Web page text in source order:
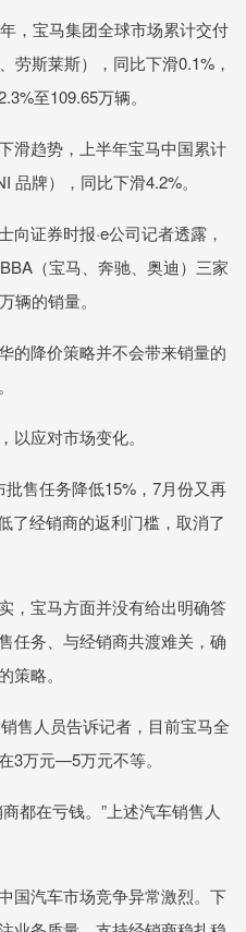
宝马集团全球市场累计交付
劳斯莱斯），同比下滑0.1%，
至109.65万辆。
趋势，上半年宝马中国累计
品牌），同比下滑4.2%。
证券时报·e公司记者透露，
（宝马、奔驰、奥迪）三家
辆的销量。
降价策略并不会带来销量的
应对市场变化。
售任务降低15%，7月份又再
了经销商的返利门槛，取消了
宝马方面并没有给出明确答
任务、与经销商共渡难关，确
策略。
人员告诉记者，目前宝马全
3万元—5万元不等。
在亏钱。”上述汽车销售人
汽车市场竞争异常激烈。下